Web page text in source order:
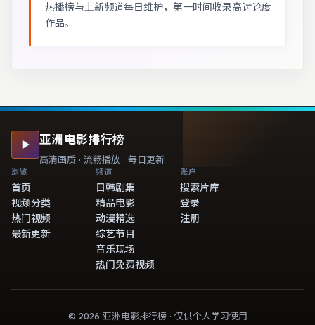
热播榜与上新频道每日维护，第一时间收录高讨论度
作品。
亚洲电影排行榜
高清画质 · 流畅播放 · 每日更新
浏览
首页
视频分类
热门视频
最新更新
频道
日韩剧集
精品电影
动漫精选
综艺节目
音乐现场
热门免费视频
账户
搜索片库
登录
注册
© 2026 亚洲电影排行榜· 仅供个人学习使用